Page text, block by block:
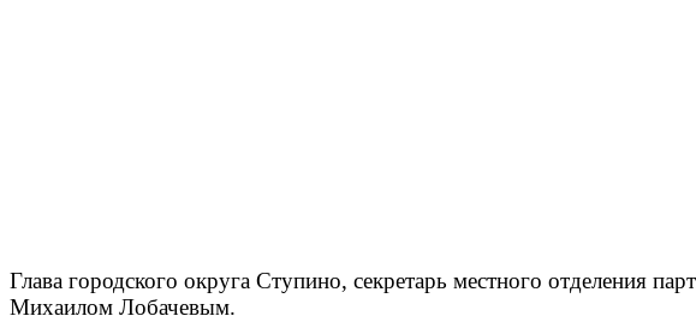
Глава городского округа Ступино, секретарь местного отделения
Михаилом Лобачевым.